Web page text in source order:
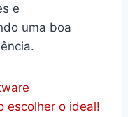
e
uma boa
escolher o ideal!